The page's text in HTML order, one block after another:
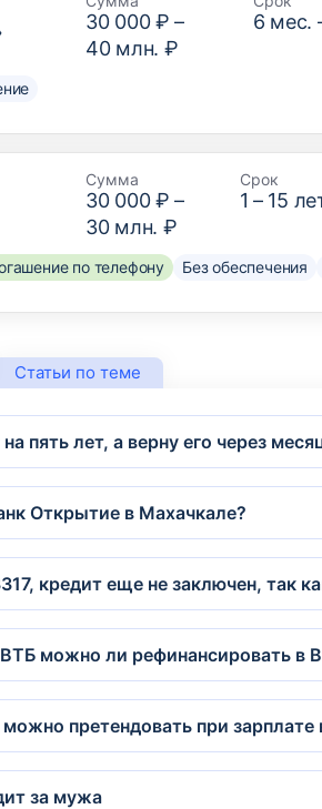
30 000 ₽ –
40 млн. ₽
6 мес.
Сумма
30 000 ₽ –
30 млн. ₽
Срок
1 – 15
по телефону Без обеспечения
Статьи по теме
пять лет, а верну его через
Открытие в Махачкале?
кредит еще не заключен, так
можно ли рефинансировать в
претендовать при зарплате
за мужа